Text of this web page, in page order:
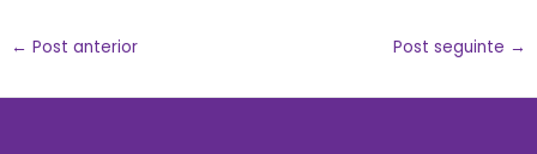
← Post anterior Post seguinte →